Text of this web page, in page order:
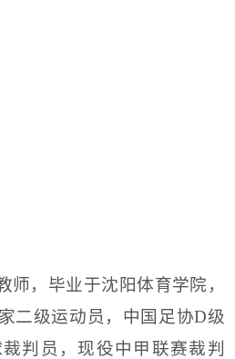
师，毕业于沈阳体育学院，
二级运动员，中国足协D级
判员，现役中甲联赛裁判